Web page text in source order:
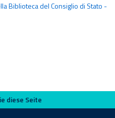
Biblioteca del Consiglio di Stato -
Seite
diese Seite